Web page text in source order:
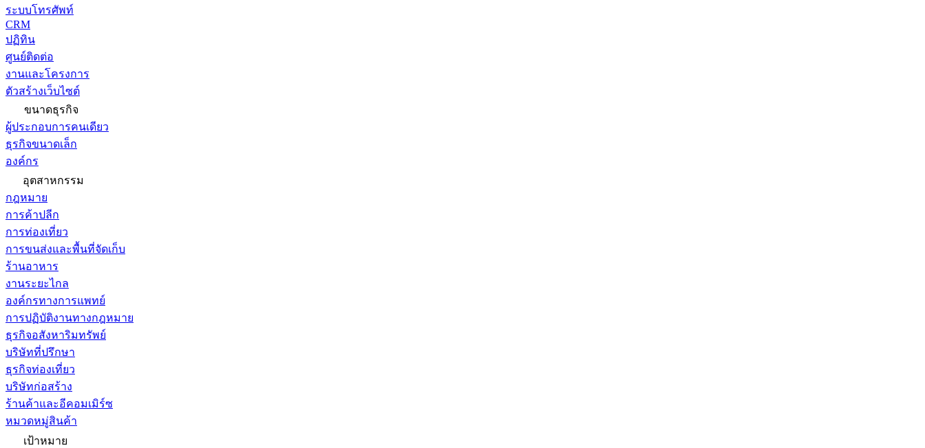
ระบบโทรศัพท์
CRM
ปฏิทิน
ศูนย์ติดต่อ
งานและโครงการ
ตัวสร้างเว็บไซต์
ขนาดธุรกิจ
ผู้ประกอบการคนเดียว
ธุรกิจขนาดเล็ก
องค์กร
อุตสาหกรรม
กฎหมาย
การค้าปลีก
การท่องเที่ยว
การขนส่งและพื้นที่จัดเก็บ
ร้านอาหาร
งานระยะไกล
องค์กรทางการแพทย์
การปฏิบัติงานทางกฎหมาย
ธุรกิจอสังหาริมทรัพย์
บริษัทที่ปรึกษา
ธุรกิจท่องเที่ยว
บริษัทก่อสร้าง
ร้านค้าและอีคอมเมิร์ซ
หมวดหมู่สินค้า
เป้าหมาย